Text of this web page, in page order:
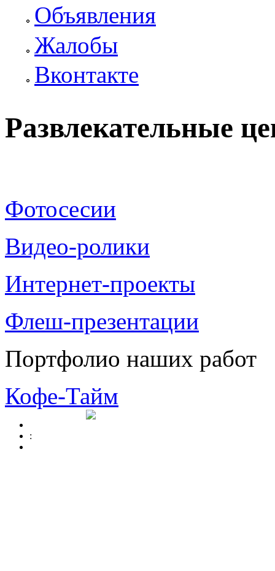
Объявления
Жалобы
Вконтакте
Развлекательные
Фотосесии
Видео-ролики
Интернет-проекты
Флеш-презентации
Портфолио наших работ
Кофе-Тайм
: